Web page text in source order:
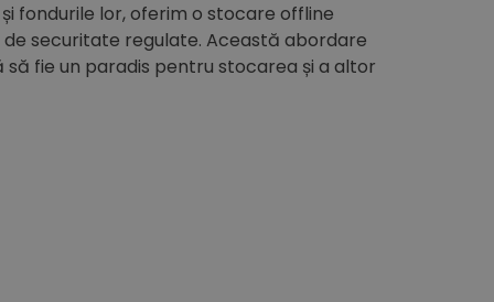
fondurile lor, oferim o stocare offline
securitate regulate. Această abordare
fie un paradis pentru stocarea și a altor